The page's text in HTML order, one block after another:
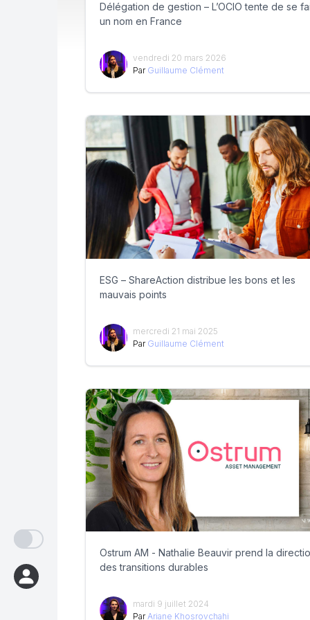
Délégation de gestion – L’OCIO tente de se
un nom en France
vendredi 20 mars 2026
Par Guillaume Clément
ESG – ShareAction distribue les bons et les
mauvais points
mercredi 21 mai 2025
Par Guillaume Clément
Ostrum AM - Nathalie Beauvir prend la
des transitions durables
mardi 9 juillet 2024
Par Ariane Khosrovchahi